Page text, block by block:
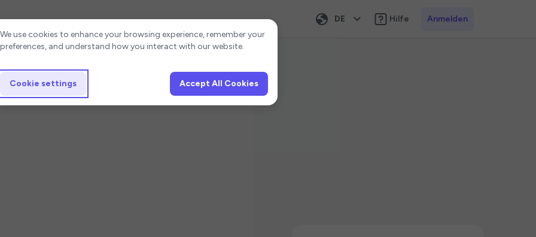
DE Hilfe Anmelden
Cookie settings
We use cookies to enhance your browsing experience, remember your
preferences, and understand how you interact with our website.
Cookie settings Accept All Cookies